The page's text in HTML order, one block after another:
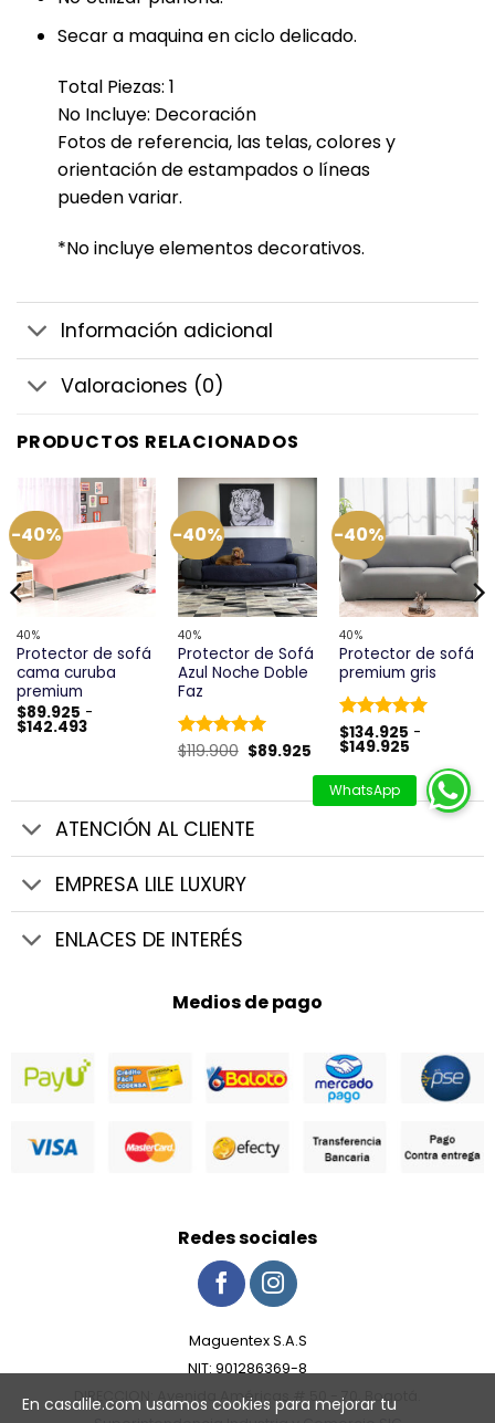
Secar a maquina en ciclo delicado.
Total Piezas: 1
No Incluye: Decoración
Fotos de referencia, las telas, colores y
orientación de estampados o líneas
pueden variar.
*No incluye elementos decorativos.
Información adicional
Valoraciones (0)
PRODUCTOS RELACIONADOS
-40%
40%
Protector de sofá
cama curuba
premium
$89.925 -
$142.493Rango
hasta
-40%
40%
Protector de Sofá
Azul Noche Doble
Faz
Valorado
$119.900 El
precio
$119.900.
$89.925El
actual
es:
$89.925.
-40%
40%
Protector de sofá
premium gris
Valorado
con5de 5
$134.925 -
$149.925Rango
precios:
desde
$134.925
hasta
ATENCIÓN AL CLIENTE
EMPRESA LILE LUXURY
ENLACES DE INTERÉS
Medios de pago
Redes sociales
Maguentex S.A.S
NIT: 901286369-8
DIRECCION: Avenida Américas # 50 - 70, Bogotá.
En casalile.com usamos cookies para mejorar tu